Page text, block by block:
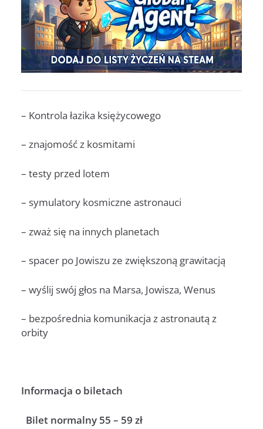
– Kontrola łazika księżycowego
– znajomość z kosmitami
– testy przed lotem
– symulatory kosmiczne astronauci
– zważ się na innych planetach
– spacer po Jowiszu ze zwiększoną grawitacją
– wyślij swój głos na Marsa, Jowisza, Wenus
– bezpośrednia komunikacja z astronautą z
orbity
Informacja o biletach
Bilet normalny 55 – 59 zł